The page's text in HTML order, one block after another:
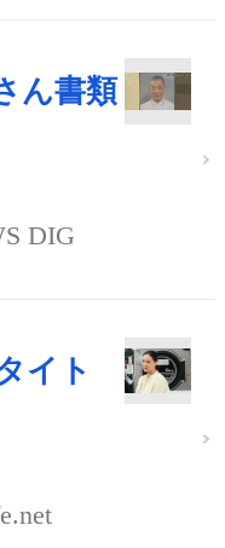
ん書類
DIG
イト